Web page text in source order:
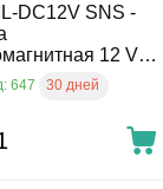
DC12V SNS -
12 V
647 30 дней